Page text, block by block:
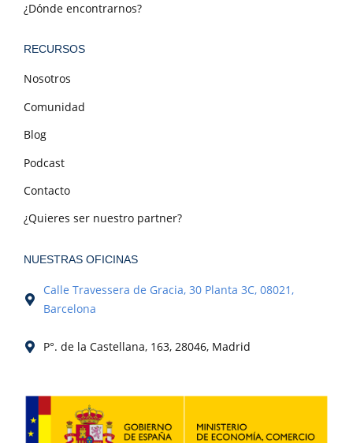
¿Dónde encontrarnos?
RECURSOS
Nosotros
Comunidad
Blog
Podcast
Contacto
¿Quieres ser nuestro partner?
NUESTRAS OFICINAS
Calle Travessera de Gracia, 30 Planta 3C, 08021,
Barcelona
P°. de la Castellana, 163, 28046, Madrid